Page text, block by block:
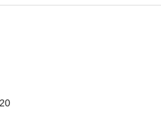
ゆっくりと進行する。老いたる者
始まるまで。空を舞う燕やカタ